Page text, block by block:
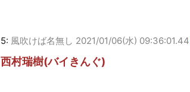
5: 風吹けば名無し 2021/01/06(水) 09:36:01.44
西村瑞樹(バイきんぐ)